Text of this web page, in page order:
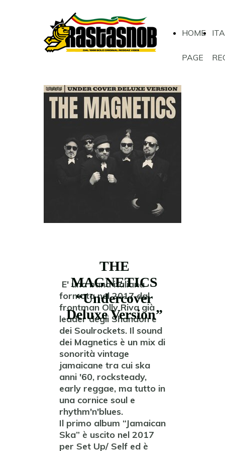
HOME
PAGE
THE
MAGNETICS
“Undercover
Deluxe Version”
E' una band italiana
formata nel 2017 dal
frontman Olly Riva già
leader degli Shandon e
dei Soulrockets. Il sound
dei Magnetics è un mix di
sonorità vintage
jamaicane tra cui ska
anni '60, rocksteady,
early reggae, ma tutto in
una cornice soul e
rhythm'n'blues.
Il primo album “Jamaican
Ska” è uscito nel 2017
per Set Up/ Self ed è